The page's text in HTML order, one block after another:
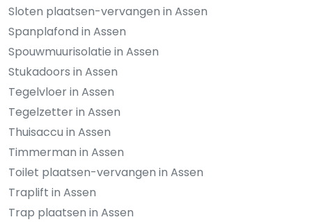
Sloten plaatsen-vervangen in Assen
Spanplafond in Assen
Spouwmuurisolatie in Assen
Stukadoors in Assen
Tegelvloer in Assen
Tegelzetter in Assen
Thuisaccu in Assen
Timmerman in Assen
Toilet plaatsen-vervangen in Assen
Traplift in Assen
Trap plaatsen in Assen